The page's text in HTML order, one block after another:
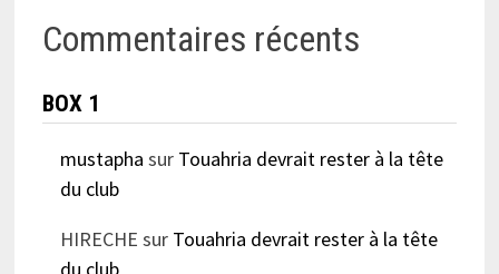
Commentaires récents
BOX 1
mustapha sur Touahria devrait rester à la tête
du club
HIRECHE sur Touahria devrait rester à la tête